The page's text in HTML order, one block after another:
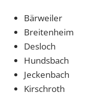
Bärweiler
Breitenheim
Desloch
Hundsbach
Jeckenbach
Kirschroth